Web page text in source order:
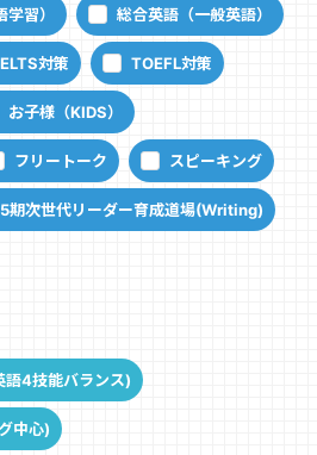
習） 総合英語（一般英語）
対策 TOEFL対策
お子様（KIDS）
フリートーク スピーキング
期次世代リーダー育成道場(Writing)
語4技能バランス)
中心)